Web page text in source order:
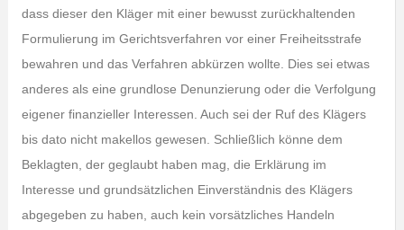
dass dieser den Kläger mit einer bewusst zurückhaltenden
Formulierung im Gerichtsverfahren vor einer Freiheitsstrafe
bewahren und das Verfahren abkürzen wollte. Dies sei etwas
anderes als eine grundlose Denunzierung oder die Verfolgung
eigener finanzieller Interessen. Auch sei der Ruf des Klägers
bis dato nicht makellos gewesen. Schließlich könne dem
Beklagten, der geglaubt haben mag, die Erklärung im
Interesse und grundsätzlichen Einverständnis des Klägers
abgegeben zu haben, auch kein vorsätzliches Handeln